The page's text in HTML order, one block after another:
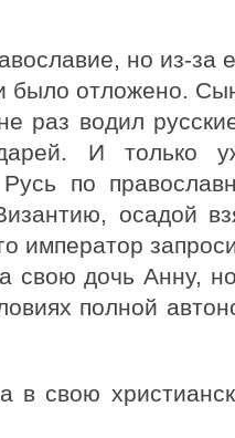
но из-за
было отложено.
раз водил
И
по
осадой
император
свою дочь Анну,
полной
в свою